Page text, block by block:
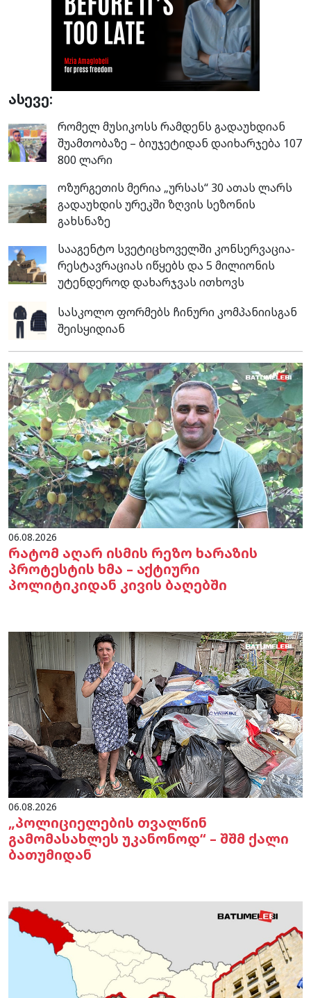
ასევე:
რომელ მუსიკოსს რამდენს გადაუხდიან
შუამთობაზე – ბიუჯეტიდან დაიხარჯება 107
800 ლარი
ოზურგეთის მერია „ურსას“ 30 ათას ლარს
გადაუხდის ურეკში ზღვის სეზონის
გახსნაზე
სააგენტო სვეტიცხოველში კონსერვაცია-
რესტავრაციას იწყებს და 5 მილიონის
უტენდეროდ დახარჯვას ითხოვს
სასკოლო ფორმებს ჩინური კომპანიისგან
შეისყიდიან
06.08.2026
რატომ აღარ ისმის რეზო ხარაზის
პროტესტის ხმა – აქტიური
პოლიტიკიდან კივის ბაღებში
06.08.2026
„პოლიციელების თვალწინ
გამომასახლეს უკანონოდ“ – შშმ ქალი
ბათუმიდან